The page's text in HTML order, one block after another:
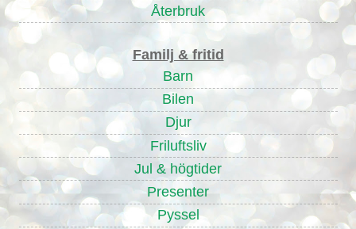
Återbruk
Familj & fritid
Barn
Bilen
Djur
Friluftsliv
Jul & högtider
Presenter
Pyssel